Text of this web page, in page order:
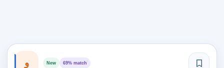
و New 69% match